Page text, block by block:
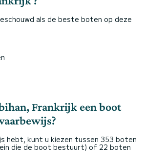
als de beste boten op deze
Frankrijk een boot
hebt, kunt u kiezen tussen 353 boten
die de boot bestuurt) of 22 boten